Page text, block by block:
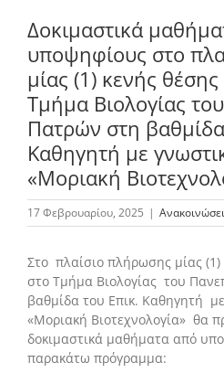
Το Τμήμα Βιολογίας
Μουσεία
Προπτυχιακές Σπουδές
Προσωπικό
Ανακοινώσεις
Δοκιμαστικά
υποψηφίους στο
μίας (1) κενής
Τμήμα Βιολογίας
Πατρών στη
Καθηγητή με
«Μοριακή
17 Φεβρουαρίου, 2025 |
Στο πλαίσιο πλήρωσης μίας
στο Τμήμα Βιολογίας του
βαθμίδα του Επικ. Καθηγητή
«Μοριακή Βιοτεχνολογία» θα
δοκιμαστικά μαθήματα από
παρακάτω πρόγραμμα: